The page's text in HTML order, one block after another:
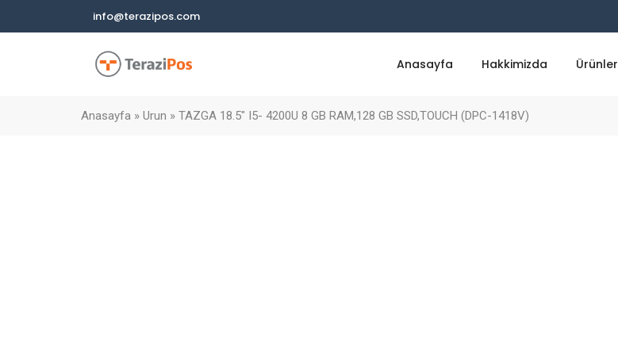
info@terazipos.com
Anasayfa Hakkimizda Ürünler
Anasayfa » Urun » TAZGA 18.5″ I5- 4200U 8 GB RAM,128 GB SSD,TOUCH (DPC-1418V)